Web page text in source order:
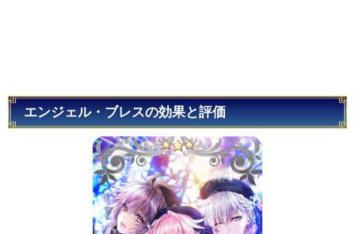
エンジェル・ブレスの効果と評価